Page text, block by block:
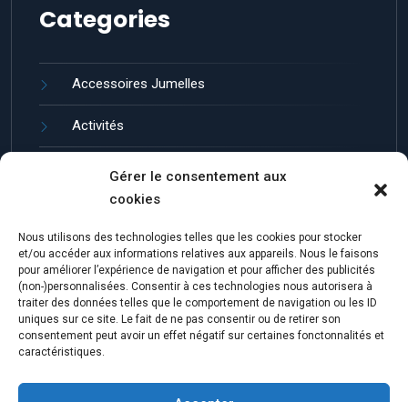
Gérer le consentement aux
cookies
Nous utilisons des technologies telles que les cookies pour stocker
et/ou accéder aux informations relatives aux appareils. Nous le faisons
pour améliorer l’expérience de navigation et pour afficher des publicités
(non-)personnalisées. Consentir à ces technologies nous autorisera à
traiter des données telles que le comportement de navigation ou les ID
uniques sur ce site. Le fait de ne pas consentir ou de retirer son
consentement peut avoir un effet négatif sur certaines fonctonnalités et
caractéristiques.
Categories
Accessoires Jumelles
Activités
Guides et entretien
Marques de Jumelles